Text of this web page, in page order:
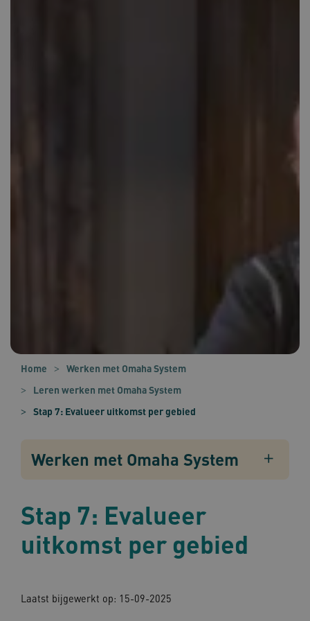
Home
Werken met Omaha System
Leren werken met Omaha System
Stap 7: Evalueer uitkomst per gebied
Werken met Omaha System
Stap 7: Evalueer
uitkomst per gebied
Laatst bijgewerkt op: 15-09-2025